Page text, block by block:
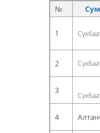
№
1
2
3
4